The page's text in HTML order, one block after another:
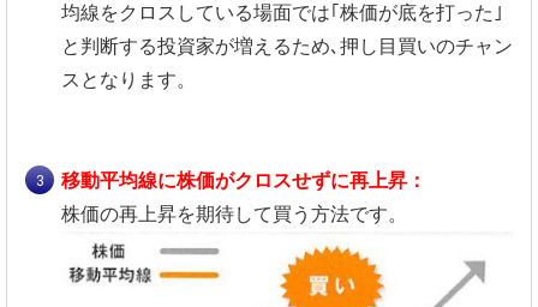
均線をクロスしている場面では｢株価が底を打った｣
と判断する投資家が増えるため､押し目買いのチャン
スとなります。
移動平均線に株価がクロスせずに再上昇：
株価の再上昇を期待して買う方法です。